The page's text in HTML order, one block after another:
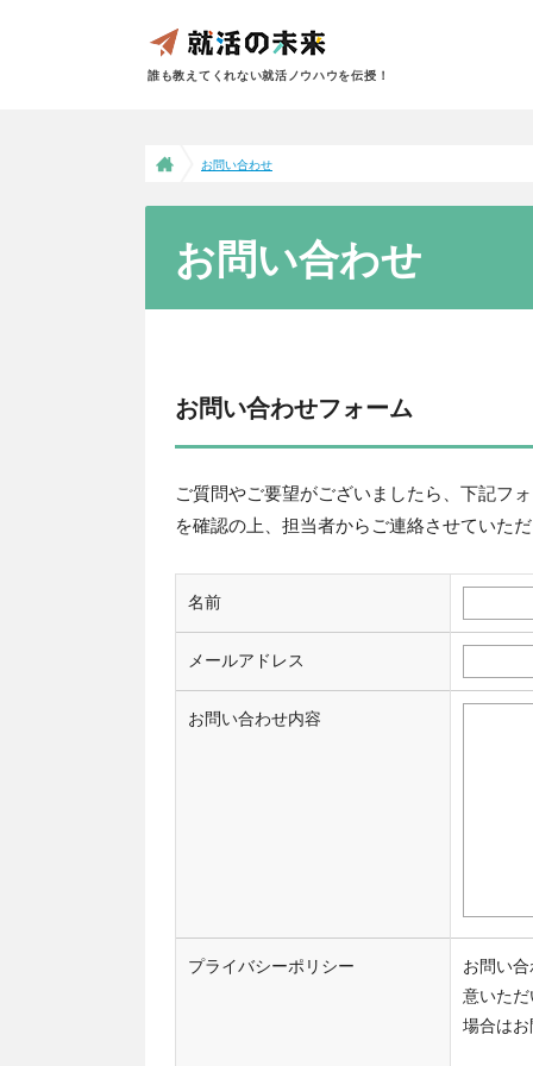
誰も教えてくれない就活ノウハウを伝授！
お問い合わせ
お問い合わせ
お問い合わせフォーム
ご質問やご要望がございましたら、下記フ
を確認の上、担当者からご連絡させていた
名前
メールアドレス
お問い合わせ内容
プライバシーポリシー
お問い
意いた
場合は